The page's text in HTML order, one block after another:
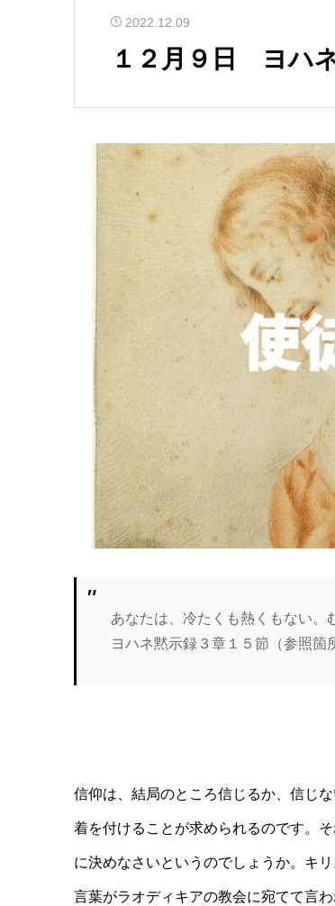
2022.12.09
１２月９日 ヨハ
あなたは、冷たくも熱くもない。
ヨハネ黙示録３章１５節（参照箇
信仰は、結局のところ信じるか、信じ
着を付けることが求められるのです。
に決めなさいというのでしょうか。キ
言葉がラオディキアの教会に宛てて言